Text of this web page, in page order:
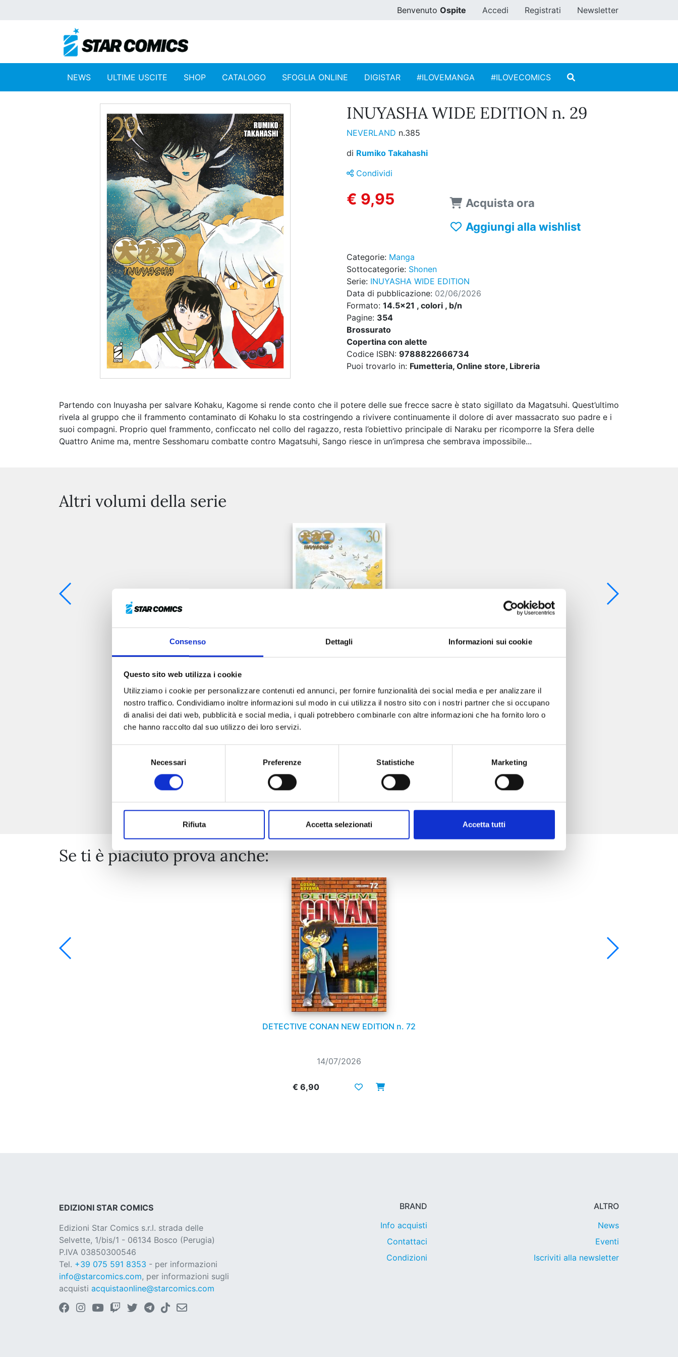
Consenso Dettagli Informazioni sui cookie
Questo sito web utilizza i cookie
Utilizziamo i cookie per personalizzare contenuti ed annunci, per fornire funzionalità dei social media e per analizzare il
nostro traffico. Condividiamo inoltre informazioni sul modo in cui utilizza il nostro sito con i nostri partner che si occupano
di analisi dei dati web, pubblicità e social media, i quali potrebbero combinarle con altre informazioni che ha fornito loro o
che hanno raccolto dal suo utilizzo dei loro servizi.
Necessari Preferenze Statistiche Marketing
Rifiuta Accetta selezionati Accetta tutti
Benvenuto Ospite Accedi Registrati Newsletter
NEWS ULTIME USCITE SHOP CATALOGO SFOGLIA ONLINE DIGISTAR #ILOVEMANGA #ILOVECOMICS
INUYASHA WIDE EDITION n. 29
NEVERLAND n.385
di Rumiko Takahashi
Condividi
€ 9,95
Acquista ora
Aggiungi alla wishlist
Categorie: Manga
Sottocategorie: Shonen
Serie: INUYASHA WIDE EDITION
Data di pubblicazione: 02/06/2026
Formato: 14.5x21 , colori , b/n
Pagine: 354
Brossurato
Copertina con alette
Codice ISBN: 9788822666734
Puoi trovarlo in: Fumetteria, Online store, Libreria
Partendo con Inuyasha per salvare Kohaku, Kagome si rende conto che il potere delle sue frecce sacre è stato sigillato da Magatsuhi. Quest’ultimo
rivela al gruppo che il frammento contaminato di Kohaku lo sta costringendo a rivivere continuamente il dolore di aver massacrato suo padre e i
suoi compagni. Proprio quel frammento, conficcato nel collo del ragazzo, resta l’obiettivo principale di Naraku per ricomporre la Sfera delle
Quattro Anime ma, mentre Sesshomaru combatte contro Magatsuhi, Sango riesce in un’impresa che sembrava impossibile...
Altri volumi della serie
27/10/2026
€ 9,95
Se ti è piaciuto prova anche:
DETECTIVE CONAN NEW EDITION n. 72
14/07/2026
€ 6,90
EDIZIONI STAR COMICS
Edizioni Star Comics s.r.l. strada delle
Selvette, 1/bis/1 - 06134 Bosco (Perugia)
P.IVA 03850300546
Tel. +39 075 591 8353 - per informazioni
info@starcomics.com, per informazioni sugli
acquisti acquistaonline@starcomics.com
BRAND
Info acquisti
Contattaci
Condizioni
ALTRO
News
Eventi
Iscriviti alla newsletter